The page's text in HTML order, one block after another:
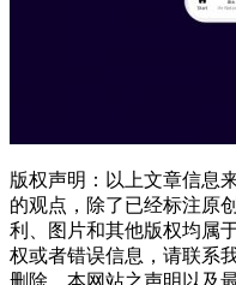
版权声明：以上文章信息
的观点，除了已经标注原
利、图片和其他版权均属
权或者错误信息，请联系